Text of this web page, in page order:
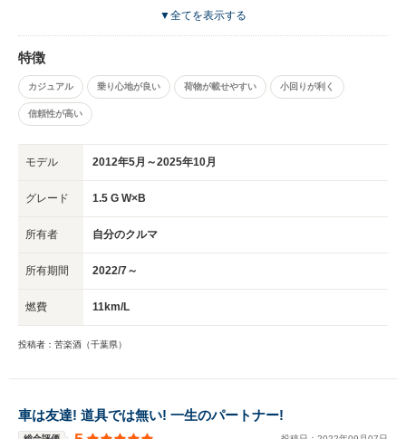
ますほどの積載量＋登録車ならでは安定性で今回の乗り換えは成功だった
▼全てを表示する
特徴
カジュアル 乗り心地が良い 荷物が載せやすい 小回りが利く
信頼性が高い
モデル 2012年5月～2025年10月
グレード 1.5 G W×B
所有者 自分のクルマ
所有期間 2022/7～
燃費 11km/L
投稿者：苦楽酒（千葉県）
車は友達! 道具では無い! 一生のパートナー!